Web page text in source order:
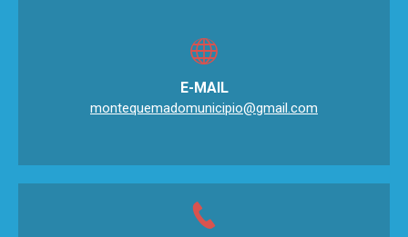
E-MAIL
montequemadomunicipio@gmail.com